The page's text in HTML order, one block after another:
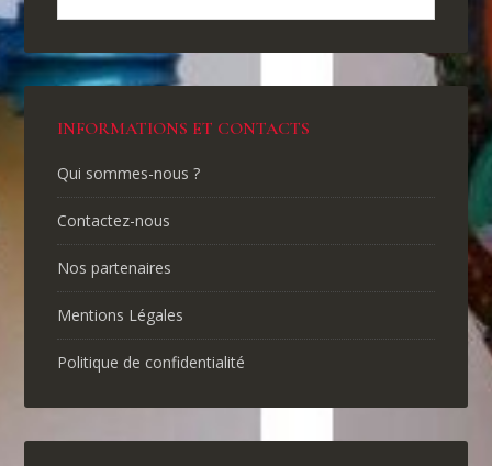
INFORMATIONS ET CONTACTS
Qui sommes-nous ?
Contactez-nous
Nos partenaires
Mentions Légales
Politique de confidentialité